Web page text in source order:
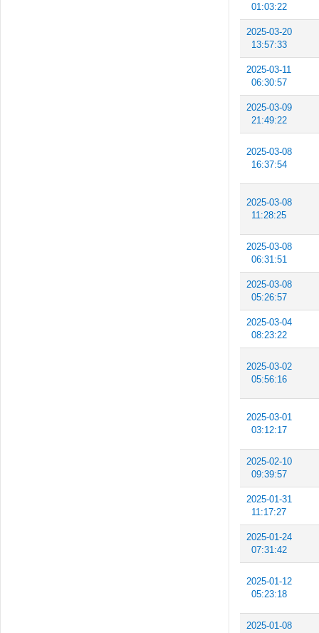
01:03:22
2025-03-20
13:57:33
2025-03-11
06:30:57
2025-03-09
21:49:22
2025-03-08
16:37:54
2025-03-08
11:28:25
2025-03-08
06:31:51
2025-03-08
05:26:57
2025-03-04
08:23:22
2025-03-02
05:56:16
2025-03-01
03:12:17
2025-02-10
09:39:57
2025-01-31
11:17:27
2025-01-24
07:31:42
2025-01-12
05:23:18
2025-01-08